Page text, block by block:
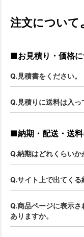
注文について
■お見積り・価格
Q.見積書をください。
Q.見積りに送料は入っ
■納期・配送・送
Q.納期はどれくらいか
Q.サイト上で出てくる
Q.商品ページに表示
ありますか。